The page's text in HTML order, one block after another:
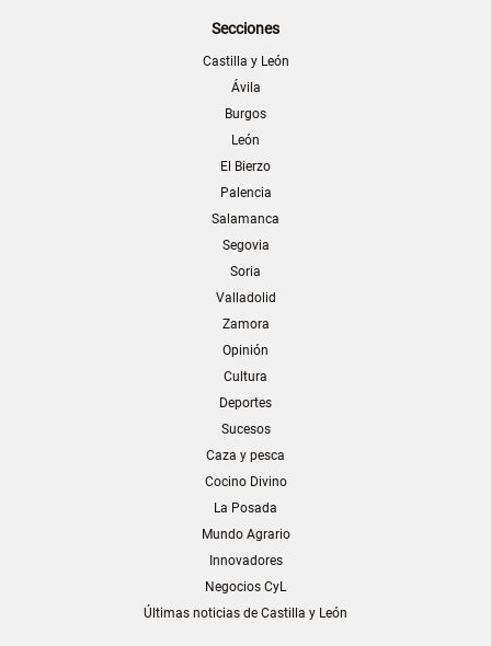
Secciones
Castilla y León
Ávila
Burgos
León
El Bierzo
Palencia
Salamanca
Segovia
Soria
Valladolid
Zamora
Opinión
Cultura
Deportes
Sucesos
Caza y pesca
Cocino Divino
La Posada
Mundo Agrario
Innovadores
Negocios CyL
Últimas noticias de Castilla y León